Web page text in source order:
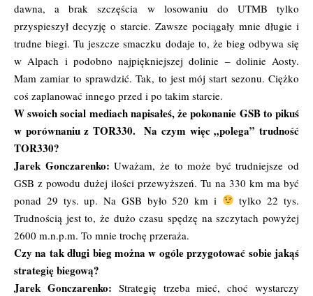
dawna, a brak szczęścia w losowaniu do UTMB tylko
przyspieszył decyzję o starcie. Zawsze pociągały mnie długie i
trudne biegi. Tu jeszcze smaczku dodaje to, że bieg odbywa się
w Alpach i podobno najpiękniejszej dolinie – dolinie Aosty.
Mam zamiar to sprawdzić. Tak, to jest mój start sezonu. Ciężko
coś zaplanować innego przed i po takim starcie.
W swoich social mediach napisałeś, że pokonanie GSB to pikuś
w porównaniu z TOR330. Na czym więc „polega” trudność
TOR330?
Jarek Gonczarenko:Uważam, że to może być trudniejsze od
GSB z powodu dużej ilości przewyższeń. Tu na 330 km ma być
ponad 29 tys. up. Na GSB było 520 km i
tylko 22 tys.
Trudnością jest to, że dużo czasu spędzę na szczytach powyżej
2600 m.n.p.m. To mnie trochę przeraża.
Czy na tak długi bieg można w ogóle przygotować sobie jakąś
strategię biegową?
Jarek Gonczarenko: Strategię trzeba mieć, choć wystarczy